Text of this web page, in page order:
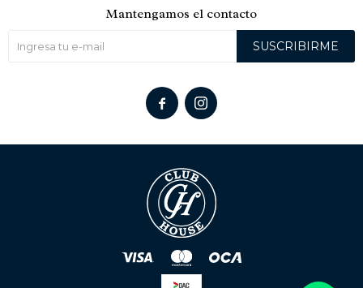
Mantengamos el contacto
SUSCRIBIRME
 